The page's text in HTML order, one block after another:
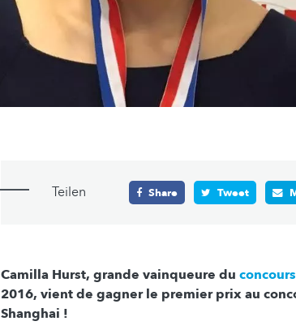
Teilen Share Tweet
Camilla Hurst, grande vainqueure du
2016, vient de gagner le premier prix au
Shanghai !